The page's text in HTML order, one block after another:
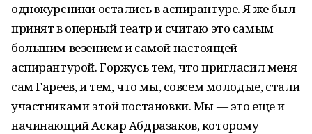
однокурсники остались в аспирантуре. Я же был
принят в оперный театр и считаю это самым
большим везением и самой настоящей
аспирантурой. Горжусь тем, что пригласил меня
сам Гареев, и тем, что мы, совсем молодые, стали
участниками этой постановки. Мы — это еще и
начинающий Аскар Абдразаков, которому